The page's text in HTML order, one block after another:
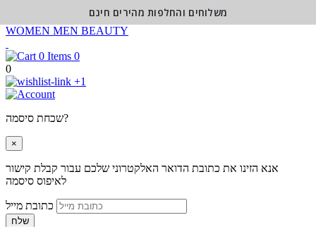
WOMEN MEN BEAUTY
0
0
+1
שכחת סיסמה?
×
אנא הזינו את כתובת הדואר האלקטרוני שלכם עבור קבלת קישור
לאיפוס סיסמה
שלח
משלוחים והחלפות מהירים חינם